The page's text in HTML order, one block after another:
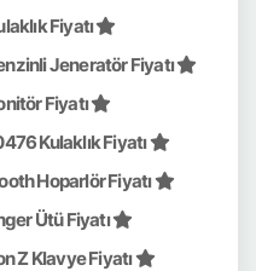
Fiyatı
Jeneratör Fiyatı
Fiyatı
Kulaklık Fiyatı
Hoparlör Fiyatı
Ütü Fiyatı
Z Klavye Fiyatı